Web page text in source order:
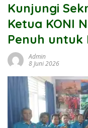
Kunjungi
Ketua KONI
Penuh untuk
Admin
8 Juni 2026